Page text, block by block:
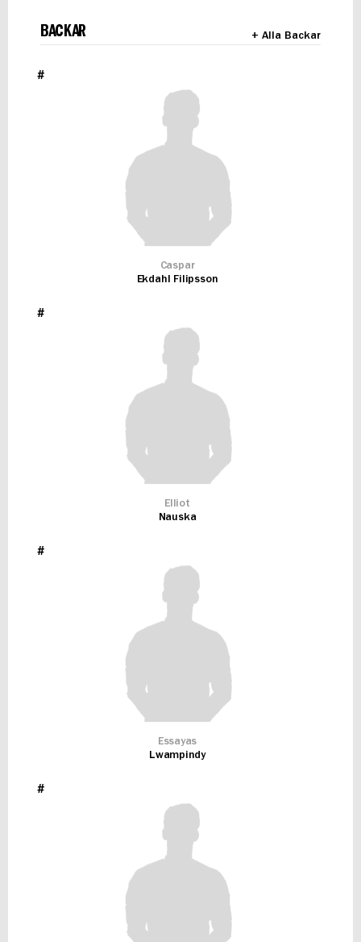
BACKAR + Alla Backar
#
Caspar
Ekdahl Filipsson
#
Elliot
Nauska
#
Essayas
Lwampindy
#